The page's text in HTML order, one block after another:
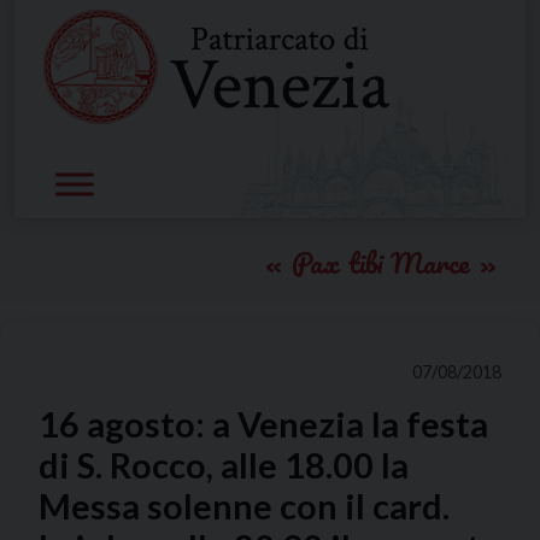
content
Pax tibi Marce
07/08/2018
16 agosto: a Venezia la festa
di S. Rocco, alle 18.00 la
Messa solenne con il card.